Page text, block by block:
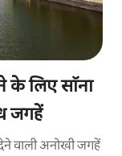
के लिए सॉना
जगहें
वाली अनोखी जगहें